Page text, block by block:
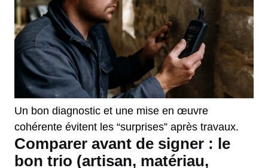
Un bon diagnostic et une mise en œuvre
cohérente évitent les “surprises” après travaux.
Comparer avant de signer : le
bon trio (artisan, matériau,